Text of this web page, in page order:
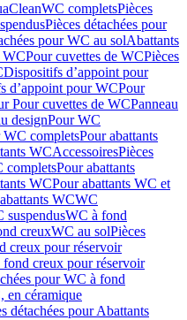
WC completsPièces
Pièces détachées pour
pour WC au solAbattants
WCPour cuvettes de WCPièces
Dispositifs d’appoint pour
d’appoint pour WCPour
Pour cuvettes de WCPanneau
designPour WC
WC completsPour abattants
WCAccessoiresPièces
completsPour abattants
WCPour abattants WC et
WCWC
suspendusWC à fond
creuxWC au solPièces
creux pour réservoir
fond creux pour réservoir
pour WC à fond
en céramique
détachées pour Abattants